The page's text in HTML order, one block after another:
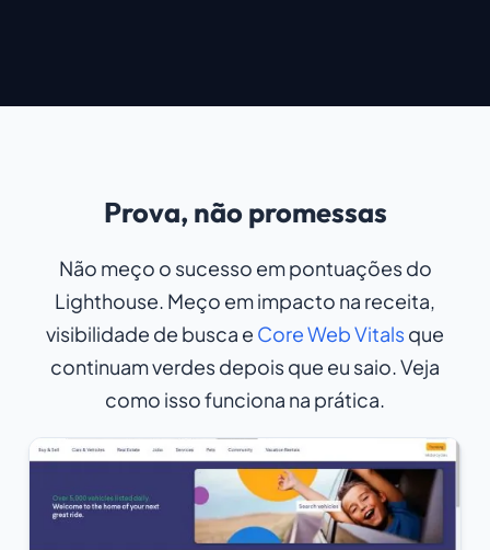
Prova, não promessas
Não meço o sucesso em pontuações do
Lighthouse. Meço em impacto na receita,
visibilidade de busca e Core Web Vitalsque
continuam verdes depois que eu saio. Veja
como isso funciona na prática.